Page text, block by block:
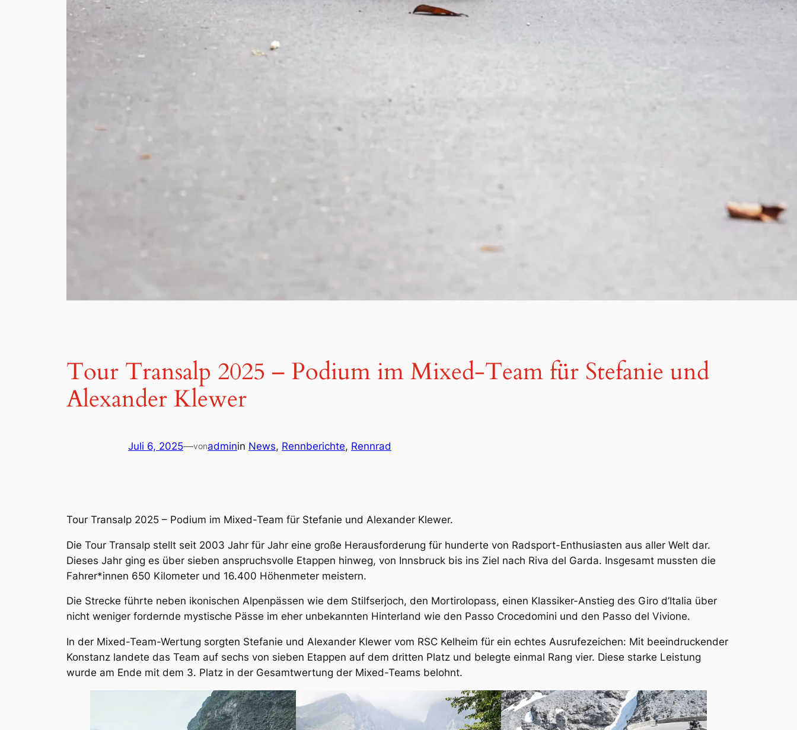
Tour Transalp 2025 – Podium im Mixed-Team für Stefanie und
Alexander Klewer
Juli 6, 2025—vonadminin News, Rennberichte, Rennrad
Tour Transalp 2025 – Podium im Mixed-Team für Stefanie und Alexander Klewer.
Die Tour Transalp stellt seit 2003 Jahr für Jahr eine große Herausforderung für hunderte von Radsport-Enthusiasten aus aller Welt dar.
Dieses Jahr ging es über sieben anspruchsvolle Etappen hinweg, von Innsbruck bis ins Ziel nach Riva del Garda. Insgesamt mussten die
Fahrer*innen 650 Kilometer und 16.400 Höhenmeter meistern.
Die Strecke führte neben ikonischen Alpenpässen wie dem Stilfserjoch, den Mortirolopass, einen Klassiker-Anstieg des Giro d’Italia über
nicht weniger fordernde mystische Pässe im eher unbekannten Hinterland wie den Passo Crocedomini und den Passo del Vivione.
In der Mixed-Team-Wertung sorgten Stefanie und Alexander Klewer vom RSC Kelheim für ein echtes Ausrufezeichen: Mit beeindruckender
Konstanz landete das Team auf sechs von sieben Etappen auf dem dritten Platz und belegte einmal Rang vier. Diese starke Leistung
wurde am Ende mit dem 3. Platz in der Gesamtwertung der Mixed-Teams belohnt.